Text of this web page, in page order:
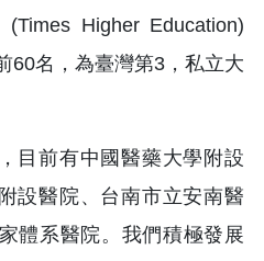
Higher Education)
60名，為臺灣第3，私立大
目前有中國醫藥大學附設
設醫院、台南市立安南醫
體系醫院。我們積極發展